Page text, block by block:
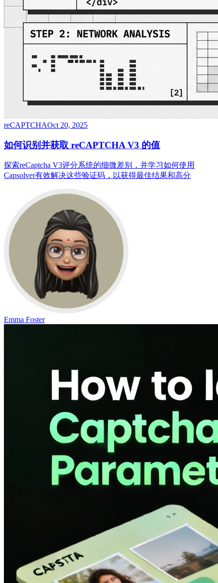
reCAPTCHAOct 20, 2025
如何识别并获取 reCAPTCHA V3 的值
探索reCaptcha V3评分系统的细微差别，并学习如何使用
Capsolver有效解决这些验证码，以获得最佳结果和高分
Emma Foster